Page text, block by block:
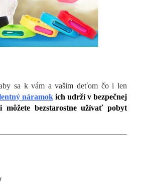
sa k vám a vašim deťom čo i len
náramok ich udrží v bezpečnej
môžete bezstarostne užívať pobyt